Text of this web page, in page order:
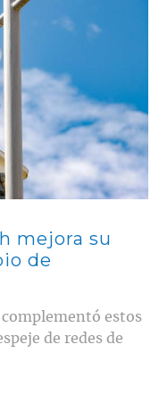
mejora su
de
estos
de redes de